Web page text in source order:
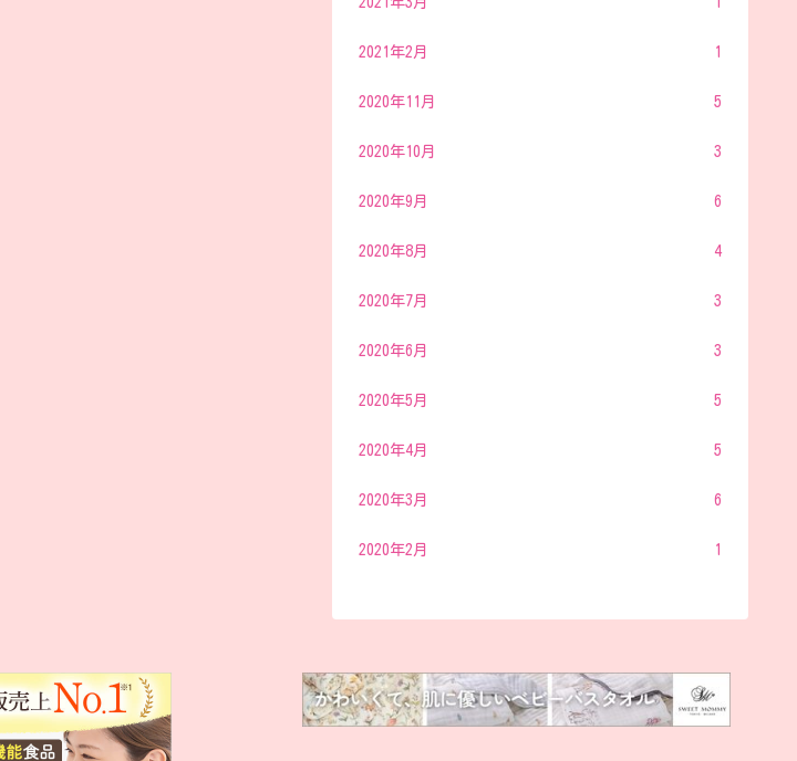
2021年2月 1
2020年11月 5
2020年10月 3
2020年9月 6
2020年8月 4
2020年7月 3
2020年6月 3
2020年5月 5
2020年4月 5
2020年3月 6
2020年2月 1